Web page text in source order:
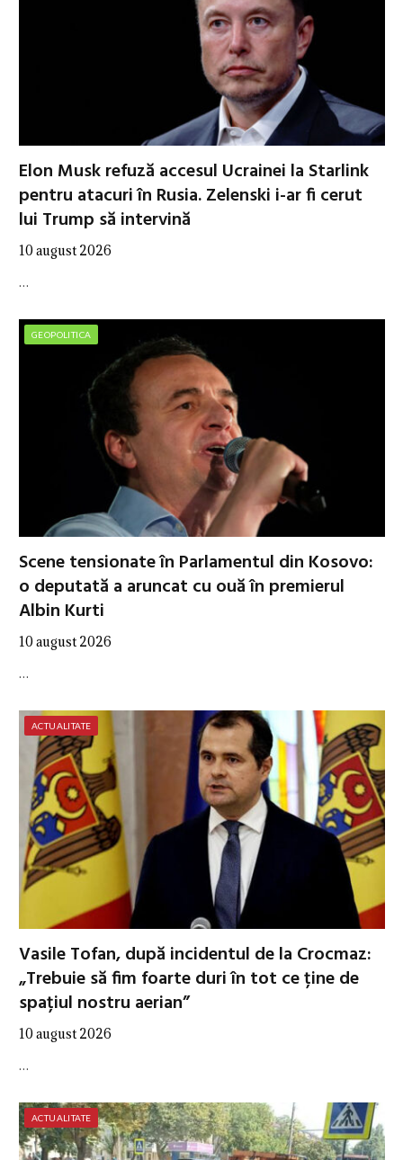
Elon Musk refuză accesul Ucrainei la Starlink
pentru atacuri în Rusia. Zelenski i-ar fi cerut
lui Trump să intervină
10 august 2026
…
GEOPOLITICA
Scene tensionate în Parlamentul din Kosovo:
o deputată a aruncat cu ouă în premierul
Albin Kurti
10 august 2026
…
ACTUALITATE
Vasile Tofan, după incidentul de la Crocmaz:
„Trebuie să fim foarte duri în tot ce ține de
spațiul nostru aerian”
10 august 2026
…
ACTUALITATE